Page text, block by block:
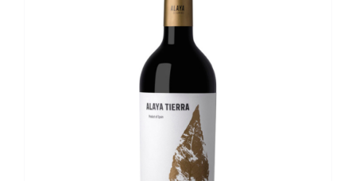
DETALLES